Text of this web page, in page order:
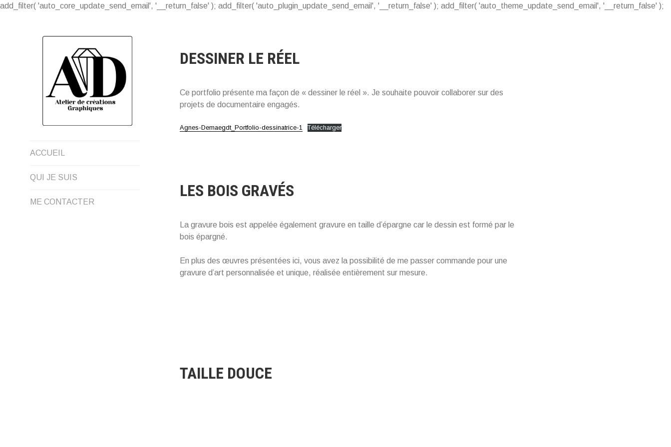
add_filter( 'auto_core_update_send_email', '__return_false' ); add_filter( 'auto_plugin_update_send_email', '__return_false' ); add_filter( 'auto_theme_update_send_email', '__return_false' );
ACCUEIL
QUI JE SUIS
ME CONTACTER
DESSINER LE RÉEL
Ce portfolio présente ma façon de « dessiner le réel ». Je souhaite pouvoir collaborer sur des
projets de documentaire engagés.
Agnes-Demaegdt_Portfolio-dessinatrice-1 Télécharger
LES BOIS GRAVÉS
La gravure bois est appelée également gravure en taille d’épargne car le dessin est formé par le
bois épargné.
En plus des œuvres présentées ici, vous avez la possibilité de me passer commande pour une
gravure d’art personnalisée et unique, réalisée entièrement sur mesure.
TAILLE DOUCE